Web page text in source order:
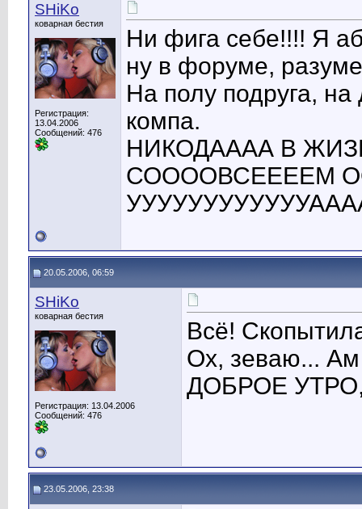
SHiKo
коварная бестия
Регистрация:
13.04.2006
Сообщений: 476
Ни фига себе!!!! Я
ну в форуме,
На полу подруга, на
компа.
НИКОДАААА В
СООООВСЕЕЕЕМ
20.05.2006, 06:59
SHiKo
коварная бестия
Регистрация: 13.04.2006
Сообщений: 476
Всё!
Ох, зеваю... Ам
ДОБРОЕ УТРО,
23.05.2006, 23:38